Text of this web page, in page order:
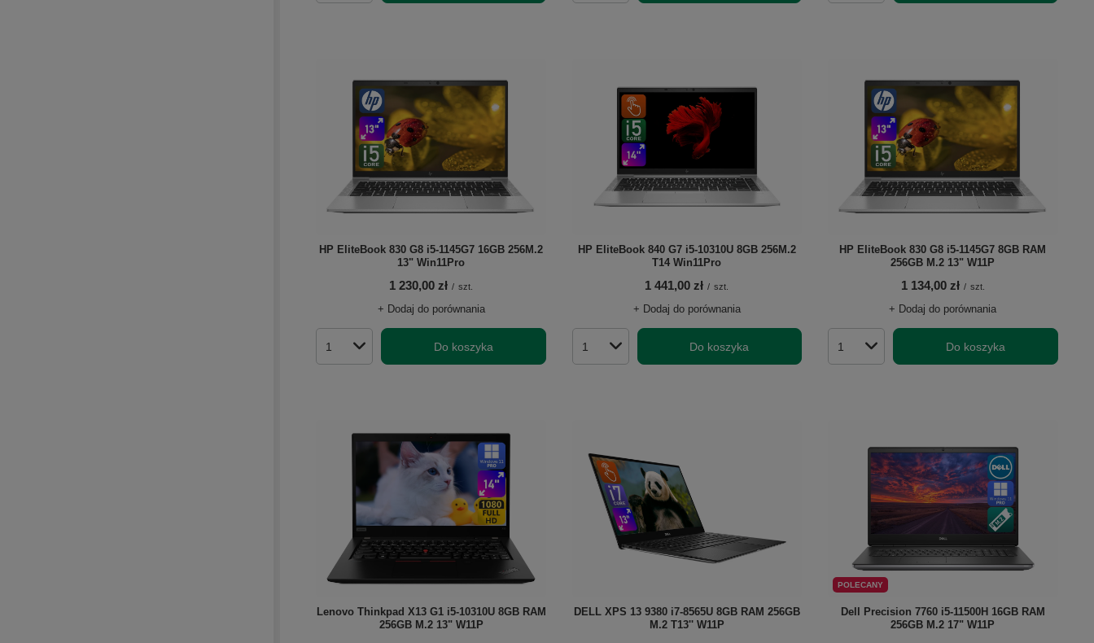
HP EliteBook 830 G8 i5-1145G7 16GB 256M.2
13" Win11Pro
1 230,00 zł / szt.
+ Dodaj do porównania
Ilość produktów Do koszyka
HP EliteBook 840 G7 i5-10310U 8GB 256M.2
T14 Win11Pro
1 441,00 zł / szt.
+ Dodaj do porównania
Ilość produktów Do koszyka
HP EliteBook 830 G8 i5-1145G7 8GB RAM
256GB M.2 13" W11P
1 134,00 zł / szt.
+ Dodaj do porównania
Ilość produktów Do koszyka
Lenovo Thinkpad X13 G1 i5-10310U 8GB RAM
256GB M.2 13" W11P
DELL XPS 13 9380 i7-8565U 8GB RAM 256GB
M.2 T13'' W11P
POLECANY
Dell Precision 7760 i5-11500H 16GB RAM
256GB M.2 17" W11P